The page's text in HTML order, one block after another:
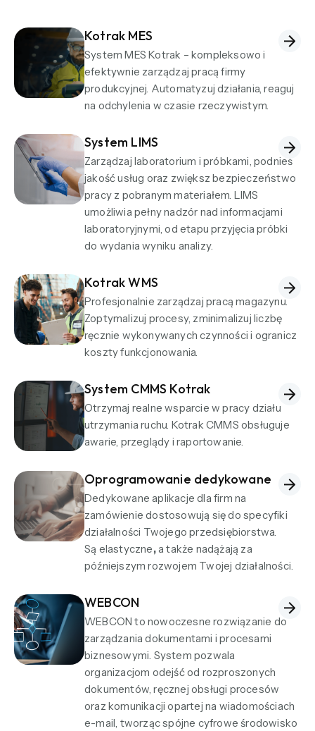
Kotrak MES
System MES Kotrak – kompleksowo i
efektywnie zarządzaj pracą firmy
produkcyjnej. Automatyzuj działania, reaguj
na odchylenia w czasie rzeczywistym.
System LIMS
Zarządzaj laboratorium i próbkami, podnieś
jakość usług oraz zwiększ bezpieczeństwo
pracy z pobranym materiałem. LIMS
umożliwia pełny nadzór nad informacjami
laboratoryjnymi, od etapu przyjęcia próbki
do wydania wyniku analizy.
Kotrak WMS
Profesjonalnie zarządzaj pracą magazynu.
Zoptymalizuj procesy, zminimalizuj liczbę
ręcznie wykonywanych czynności i ogranicz
koszty funkcjonowania.
System CMMS Kotrak
Otrzymaj realne wsparcie w pracy działu
utrzymania ruchu. Kotrak CMMS obsługuje
awarie, przeglądy i raportowanie.
Oprogramowanie dedykowane
Dedykowane aplikacje dla firm na
zamówienie dostosowują się do specyfiki
działalności Twojego przedsiębiorstwa.
Są elastyczne,a także nadążają za
późniejszym rozwojem Twojej działalności.
WEBCON
WEBCON to nowoczesne rozwiązanie do
zarządzania dokumentami i procesami
biznesowymi. System pozwala
organizacjom odejść od rozproszonych
dokumentów, ręcznej obsługi procesów
oraz komunikacji opartej na wiadomościach
e-mail, tworząc spójne cyfrowe środowisko